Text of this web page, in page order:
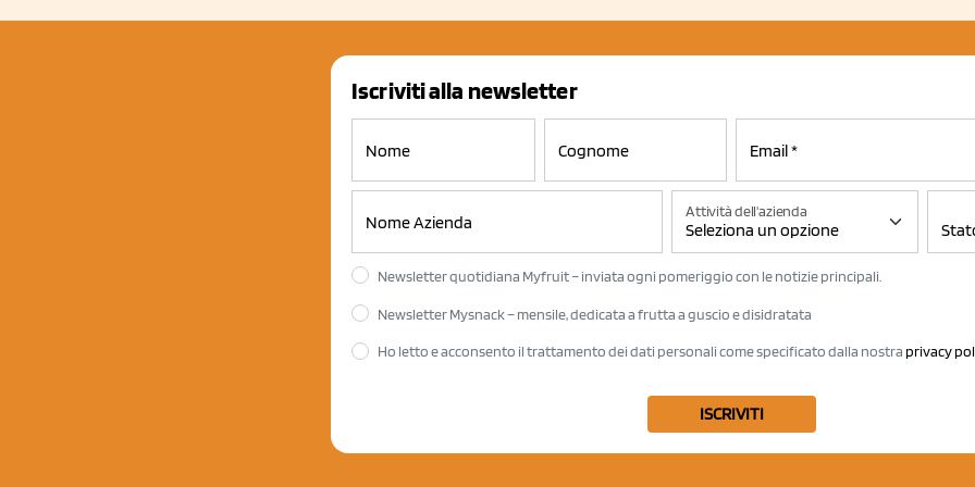
Iscriviti alla newsletter
Attività dell'azienda
Newsletter quotidiana Myfruit – inviata ogni pomeriggio con le notizie principali.
Newsletter Mysnack – mensile, dedicata a frutta a guscio e disidratata
Ho letto e acconsento il trattamento dei dati personali come specificato dalla nostra privacy
ISCRIVITI